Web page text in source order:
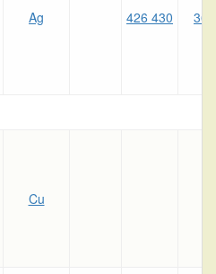
Ag 426 430
Cu